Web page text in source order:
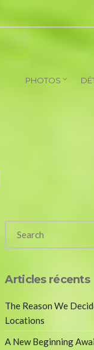
PHOTOS
Articles récents
The Reason We
Locations
A New Beginning